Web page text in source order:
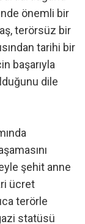
önemli bir
terörsüz bir
tarihi bir
başarıyla
dile
şehit anne
ücret
terörle
statüsü